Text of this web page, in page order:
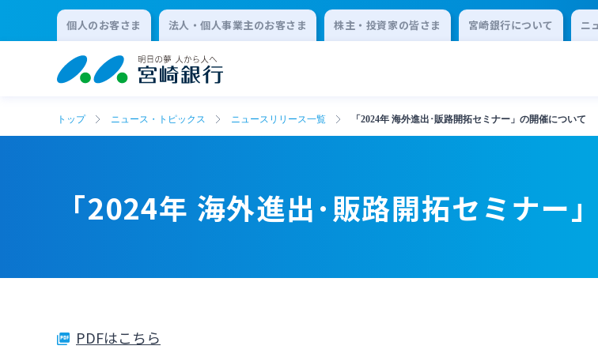
個人のお客さま 法人・個人事業主のお客さま 株主・投資家の皆さま 宮崎銀行について ニ
トップ ニュース・トピックス ニュースリリース一覧 「2024年 海外進出･販路開拓セミナー」の開催について
「2024年 海外進出･販路開拓セミナー
PDFはこちら